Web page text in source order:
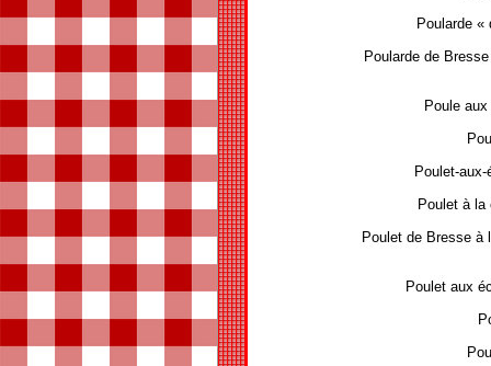
Poularde «
Poularde de
Poule
Poulet-
Poulet à la
Poulet de Bresse à
Poulet aux